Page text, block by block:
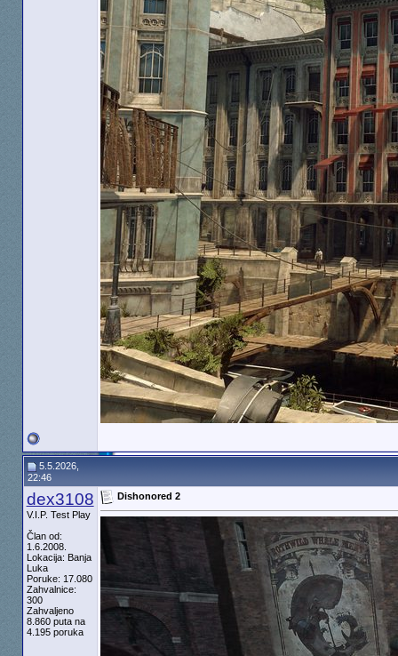
5.5.2026,
22:46
dex3108
V.I.P. Test Play
Član od:
1.6.2008.
Lokacija: Banja
Luka
Poruke: 17.080
Zahvalnice:
300
Zahvaljeno
8.860 puta na
4.195 poruka
Dishonored 2